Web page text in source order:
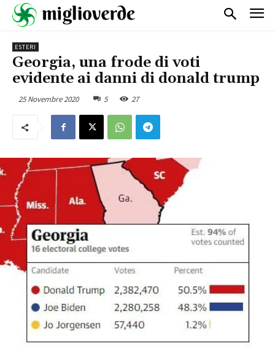
ESTERI
Georgia, una frode di voti
evidente ai danni di donald trump
25 Novembre 2020 5 27